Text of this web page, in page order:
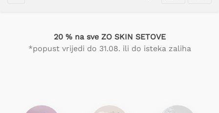
20 % na sve ZO SKIN SETOVE
*popust vrijedi do 31.08. ili do isteka zaliha